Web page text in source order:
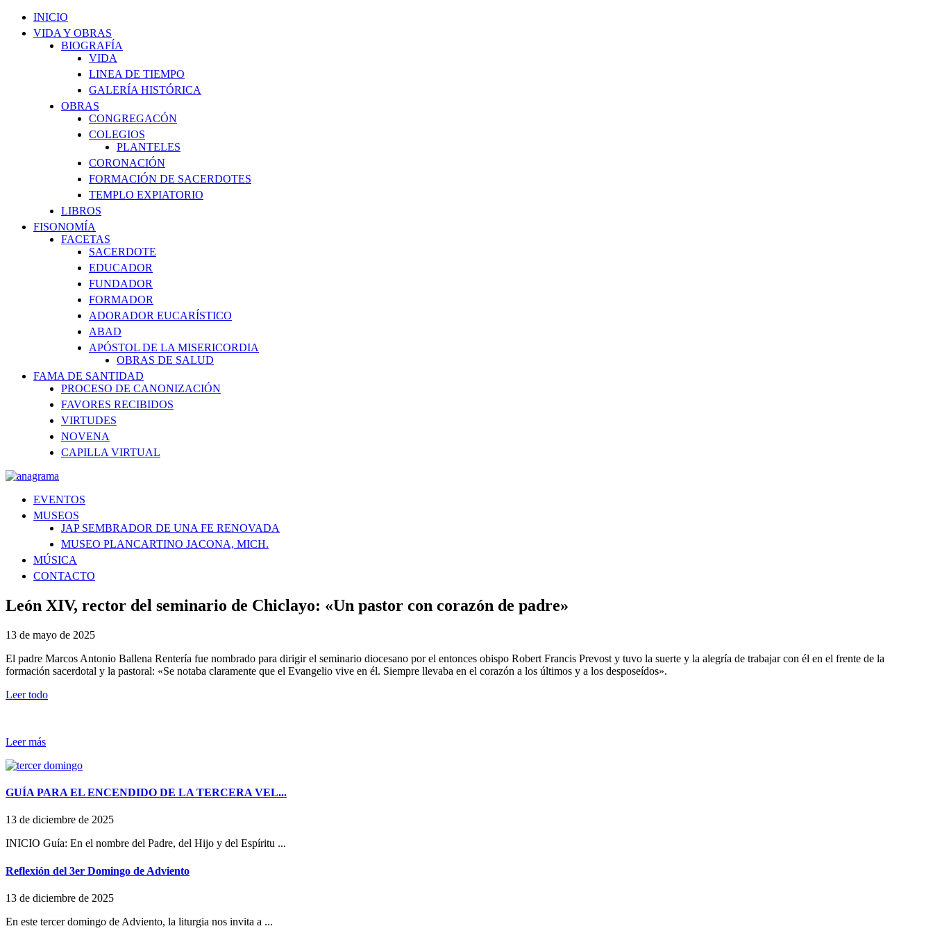
INICIO
VIDA Y OBRAS
BIOGRAFÍA
VIDA
LINEA DE TIEMPO
GALERÍA HISTÓRICA
OBRAS
CONGREGACÓN
COLEGIOS
PLANTELES
CORONACIÓN
FORMACIÓN DE SACERDOTES
TEMPLO EXPIATORIO
LIBROS
FISONOMÍA
FACETAS
SACERDOTE
EDUCADOR
FUNDADOR
FORMADOR
ADORADOR EUCARÍSTICO
ABAD
APÓSTOL DE LA MISERICORDIA
OBRAS DE SALUD
FAMA DE SANTIDAD
PROCESO DE CANONIZACIÓN
FAVORES RECIBIDOS
VIRTUDES
NOVENA
CAPILLA VIRTUAL
EVENTOS
MUSEOS
JAP SEMBRADOR DE UNA FE RENOVADA
MUSEO PLANCARTINO JACONA, MICH.
MÚSICA
CONTACTO
León XIV, rector del seminario de Chiclayo: «Un pastor con corazón de padre»
13 de mayo de 2025
El padre Marcos Antonio Ballena Rentería fue nombrado para dirigir el seminario diocesano por el entonces obispo Robert Francis Prevost y tuvo la suerte y la alegría de trabajar con él en el frente de la
formación sacerdotal y la pastoral: «Se notaba claramente que el Evangelio vive en él. Siempre llevaba en el corazón a los últimos y a los desposeídos».
Leer todo
Leer más
GUÍA PARA EL ENCENDIDO DE LA TERCERA VEL...
13 de diciembre de 2025
INICIO Guía: En el nombre del Padre, del Hijo y del Espíritu ...
Reflexión del 3er Domingo de Adviento
13 de diciembre de 2025
En este tercer domingo de Adviento, la liturgia nos invita a ...